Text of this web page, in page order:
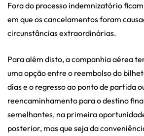
Fora do processo indemnizatório
em que os cancelamentos foram
circunstâncias extraordinárias.
Para além disto, a companhia aérea
uma opção entre o reembolso do
dias e o regresso ao ponto de partida
reencaminhamento para o destino
semelhantes, na primeira
posterior, mas que seja da